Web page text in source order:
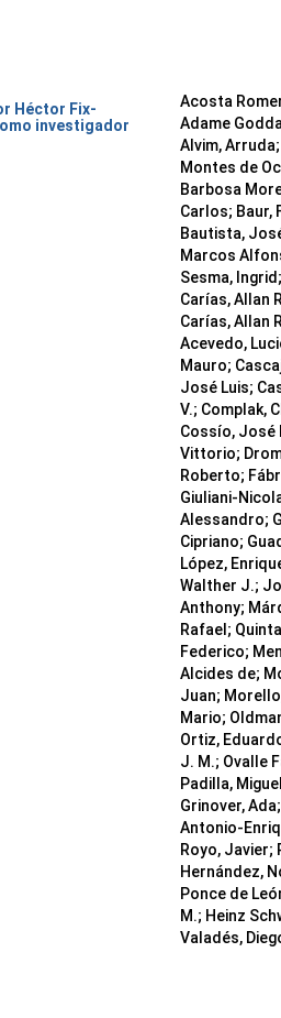
Héctor Fix-
investigador
Acosta
Adame
Alvim,
Montes de
Barbosa
Carlos; Baur,
Bautista,
Marcos
Sesma,
Carías, Allan
Carías, Allan
Acevedo,
Mauro;
José Luis;
V.; Complak,
Cossío, José
Vittorio;
Roberto;
Giuliani-
Alessandro;
Cipriano;
López,
Walther J.;
Anthony;
Rafael;
Federico;
Alcides de;
Juan;
Mario;
Ortiz,
J. M.; Ovalle
Padilla,
Grinover,
Antonio-
Royo, Javier;
Hernández,
Ponce de
M.; Heinz
Valadés,